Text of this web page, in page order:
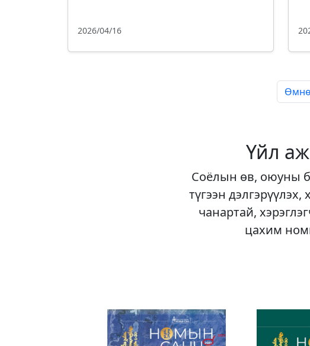
2026/04/16
Үйл
Соёлын өв, оюуны
түгээн
чанартай,
цахим